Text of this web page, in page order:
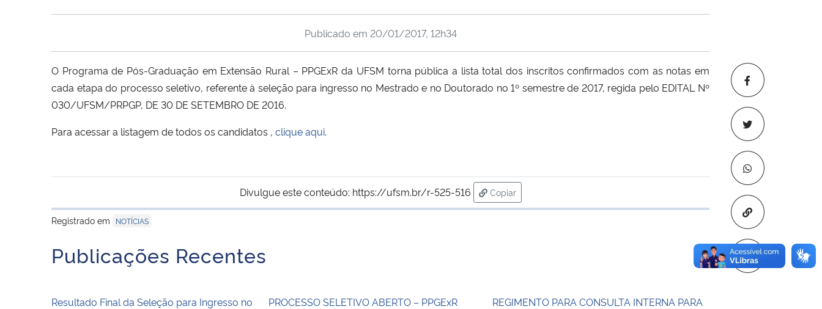
Copiar para
Publicado em 20/01/2017, 12h34
O Programa de Pós-Graduação em Extensão Rural – PPGExR da UFSM torna pública a lista total dos inscritos confirmados com as notas em
cada etapa do processo seletivo, referente à seleção para ingresso no Mestrado e no Doutorado no 1º semestre de 2017, regida pelo EDITAL Nº
030/UFSM/PRPGP, DE 30 DE SETEMBRO DE 2016.
Para acessar a listagem de todos os candidatos , clique aqui.
Divulgue este conteúdo: https://ufsm.br/r-525-516
Copiar
para área de transferência
Registrado em
NOTÍCIAS
Publicações Recentes
Resultado Final da Seleção para Ingresso no
PROCESSO SELETIVO ABERTO – PPGExR
REGIMENTO PARA CONSULTA INTERNA PARA